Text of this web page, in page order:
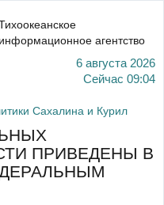
информационное агентство
6 августа 2026
Сейчас 09:04
Сахалина и Курил
ПРИВЕДЕНЫ В